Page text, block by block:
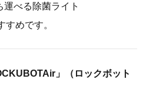
べる除菌ライト
すめです。
」（ロックボット